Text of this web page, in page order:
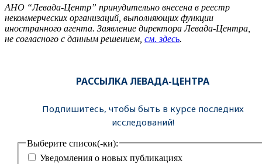
АНО “Левада-Центр” принудительно внесена в реестр
некоммерческих организаций, выполняющих функции
иностранного агента. Заявление директора Левада-Центра,
не согласного с данным решением, см. здесь.
РАССЫЛКА ЛЕВАДА-ЦЕНТРА
Подпишитесь, чтобы быть в курсе последних
исследований!
Выберите список(-ки):
Уведомления о новых публикациях